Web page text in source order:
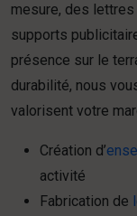
mesure, des
supports
présence sur le
durabilité, nous
valorisent votre
Création d’
activité
Fabrication de